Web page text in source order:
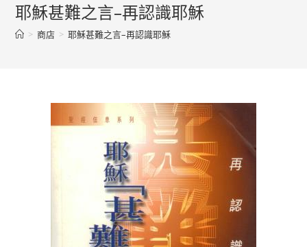
耶穌甚難之言–再認識耶穌
> 商店 > 耶穌甚難之言–再認識耶穌